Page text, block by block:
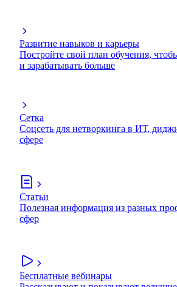
Развитие навыков и карьеры
Постройте свой план обучения,
и зарабатывать больше
Сетка
Соцсеть для нетворкинга в ИТ,
сфере
Статьи
Полезная информация из разных
сфер
Бесплатные вебинары